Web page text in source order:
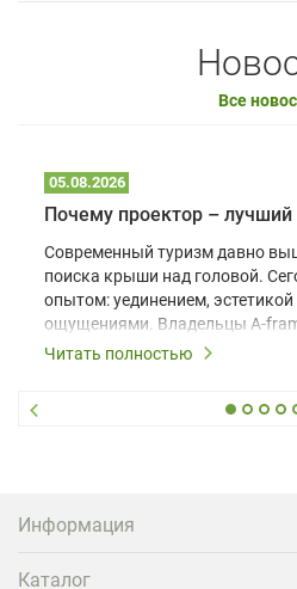
Все
05.08.2026
Современный туризм давно
поиска крыши над головой.
опытом: уединением,
ощущениями. Владельцы A-
шале понимают, что
вернуться и поделиться
проектора.
Читать полностью
Информация
Каталог